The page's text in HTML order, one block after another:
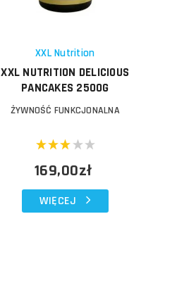
XXL Nutrition
XXL NUTRITION DELICIOUS
PANCAKES 2500G
ŻYWNOŚĆ FUNKCJONALNA
169,00zł
WIĘCEJ